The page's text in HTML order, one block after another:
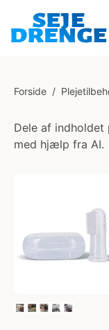
Forside /
Dele af indholdet
med hjælp fra AI.